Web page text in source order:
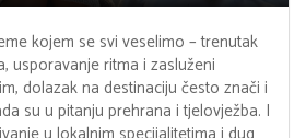
kojem se svi veselimo – trenutak
usporavanje ritma i zasluženi
dolazak na destinaciju često znači i
su u pitanju prehrana i tjelovježba. I